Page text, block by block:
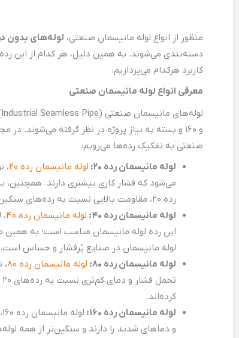
منظور از انواع لوله مانیسمان صنعتی، لوله‌های بدون
دسته‌بندی می‌شوند. به همین دلیل، هر کدام از این
کاربرد هرکدام می‌پردازیم.
معرفی انواع لوله مانیسمان صنعتی
لوله‌های مانیسمان صنعتی (Industrial Seamless Pipe
و ۱۶۰ و بسته به نیاز پروژه در نظر گرفته می‌شوند. در مجموع، هر چه عدد رده بالاتر باشد،
صنعتی به تفکیک رده‌ها می‌رویم:
لوله مانیسمان رده ۲۰:
لوله مانیسمان رده ۲۰
می‌شود که فشار کاری بیشتری دارند.
رده 20، مقاومت بالایی نسبت به رده‌های سنگین‌تر ندارد؛ اما برای بسیاری از پروژه‌های سبک صنعتی و ساختمانی، گزینه‌ای مقرون‌به‌صرفه و مناسبی است.
لوله مانیسمان رده ۴۰:
لوله مانیسمان رده ۴۰
این رده لوله مانیسمان مناسب است؛ به همین
لوله مانیسمان در صنایع پُرفشار و حساس است.
لوله مانیسمان رده ۸۰:
لوله مانیسمان رده ۸۰
کرده‌اند.
لوله مانیسمان رده ۱۶۰:
و دماهای شدید را دارند و سنگین‌تر از همه